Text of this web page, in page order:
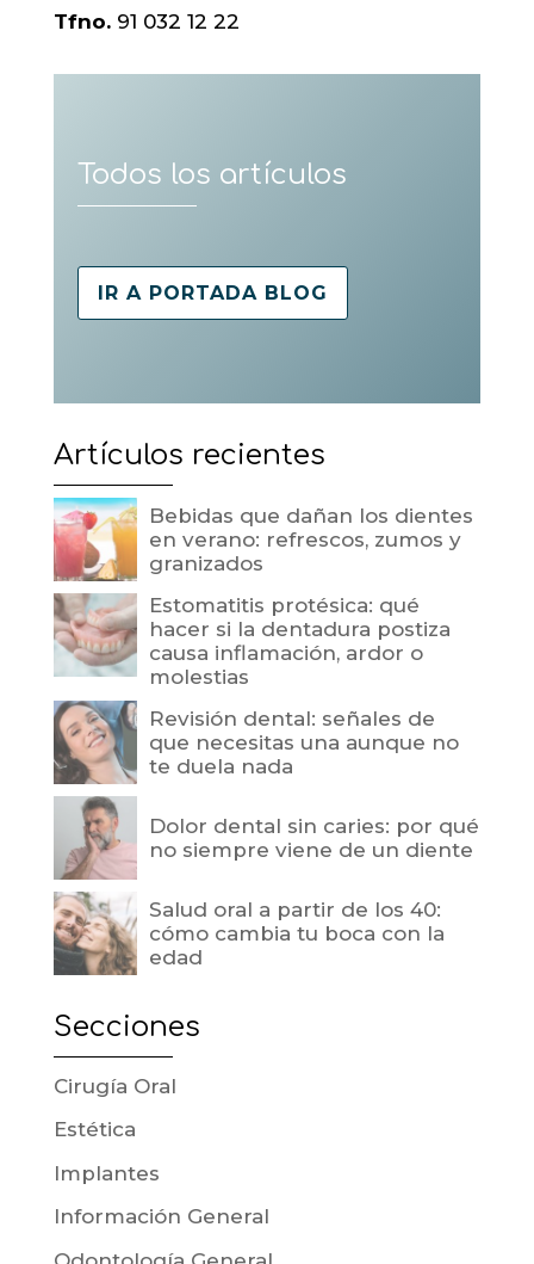
Tfno.91 032 12 22
Todos los artículos
IR A PORTADA BLOG
Artículos recientes
Bebidas que dañan los dientes
en verano: refrescos, zumos y
granizados
Estomatitis protésica: qué
hacer si la dentadura postiza
causa inflamación, ardor o
molestias
Revisión dental: señales de
que necesitas una aunque no
te duela nada
Dolor dental sin caries: por qué
no siempre viene de un diente
Salud oral a partir de los 40:
cómo cambia tu boca con la
edad
Secciones
Cirugía Oral
Estética
Implantes
Información General